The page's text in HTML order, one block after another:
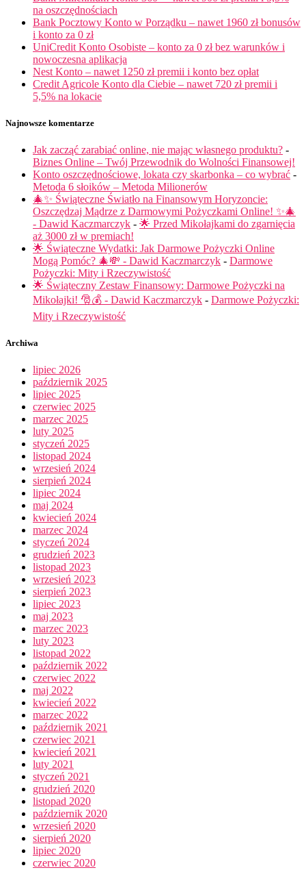
na oszczędnościach
Bank Pocztowy Konto w Porządku – nawet 1960 zł bonusów
i konto za 0 zł
UniCredit Konto Osobiste – konto za 0 zł bez warunków i
nowoczesna aplikacja
Nest Konto – nawet 1250 zł premii i konto bez opłat
Credit Agricole Konto dla Ciebie – nawet 720 zł premii i
5,5% na lokacie
Najnowsze komentarze
Jak zacząć zarabiać online, nie mając własnego produktu? -
Biznes Online – Twój Przewodnik do Wolności Finansowej!
Konto oszczędnościowe, lokata czy skarbonka – co wybrać -
Metoda 6 słoików – Metoda Milionerów
🎄✨ Świąteczne Światło na Finansowym Horyzoncie:
Oszczędzaj Mądrze z Darmowymi Pożyczkami Online! ✨🎄
- Dawid Kaczmarczyk - 🌟 Przed Mikołajkami do zgarnięcia
aż 3000 zł w premiach!
🌟 Świąteczne Wydatki: Jak Darmowe Pożyczki Online
Mogą Pomóc? 🎄💸 - Dawid Kaczmarczyk - Darmowe
Pożyczki: Mity i Rzeczywistość
🌟 Świąteczny Zestaw Finansowy: Darmowe Pożyczki na
Mikołajki! 🎅💰 - Dawid Kaczmarczyk - Darmowe Pożyczki:
Mity i Rzeczywistość
Archiwa
lipiec 2026
październik 2025
lipiec 2025
czerwiec 2025
marzec 2025
luty 2025
styczeń 2025
listopad 2024
wrzesień 2024
sierpień 2024
lipiec 2024
maj 2024
kwiecień 2024
marzec 2024
styczeń 2024
grudzień 2023
listopad 2023
wrzesień 2023
sierpień 2023
lipiec 2023
maj 2023
marzec 2023
luty 2023
listopad 2022
październik 2022
czerwiec 2022
maj 2022
kwiecień 2022
marzec 2022
październik 2021
czerwiec 2021
kwiecień 2021
luty 2021
styczeń 2021
grudzień 2020
listopad 2020
październik 2020
wrzesień 2020
sierpień 2020
lipiec 2020
czerwiec 2020